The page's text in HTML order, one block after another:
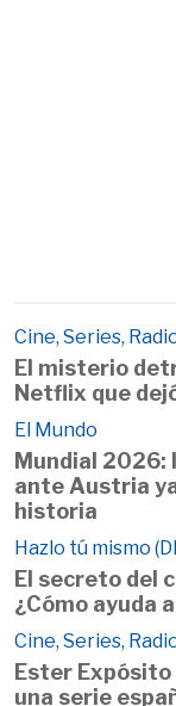
Cine, Series,
El misterio
Netflix que
El Mundo
Mundial 2026:
ante Austria
historia
Hazlo tú mismo
El secreto del
¿Cómo ayuda
Cine, Series,
Ester
una serie